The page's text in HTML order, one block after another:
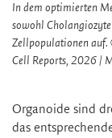
In dem optimierten
sowohl
Zellpopulationen auf.
Cell Reports, 2026 /
Organoide sind
das